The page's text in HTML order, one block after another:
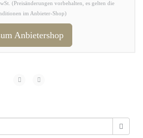
(Preisänderungen vorbehalten, es gelten die
im Anbieter-Shop)
Anbietershop